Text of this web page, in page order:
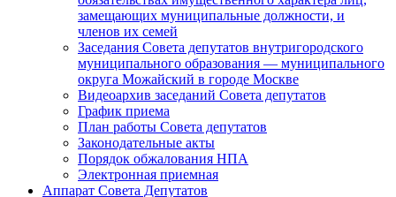
замещающих муниципальные должности, и
членов их семей
Заседания Совета депутатов внутригородского
муниципального образования — муниципального
округа Можайский в городе Москве
Видеоархив заседаний Совета депутатов
График приема
План работы Совета депутатов
Законодательные акты
Порядок обжалования НПА
Электронная приемная
Аппарат Совета Депутатов